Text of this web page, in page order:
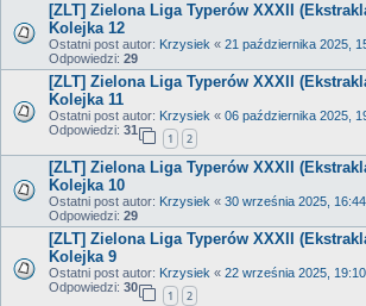
[ZLT] Zielona Liga Typerów XXXII
Kolejka 12
Ostatni post autor: Krzysiek « 21 października 2025,
Odpowiedzi: 29
[ZLT] Zielona Liga Typerów XXXII
Kolejka 11
Ostatni post autor: Krzysiek « 06 października 2025,
Odpowiedzi: 31
1 2
[ZLT] Zielona Liga Typerów XXXII
Kolejka 10
Ostatni post autor: Krzysiek « 30 września 2025, 16:44
Odpowiedzi: 29
[ZLT] Zielona Liga Typerów XXXII
Kolejka 9
Ostatni post autor: Krzysiek « 22 września 2025, 19:10
Odpowiedzi: 30
1 2